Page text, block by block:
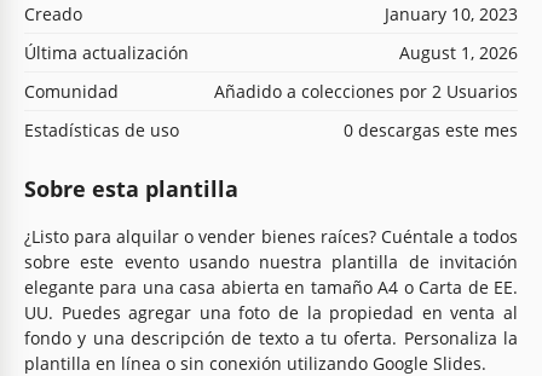
Creado
January 10, 2023
Última actualización
August 1, 2026
Comunidad
Añadido a colecciones por 2 Usuarios
Estadísticas de uso
0 descargas este mes
Sobre esta plantilla
¿Listo para alquilar o vender bienes raíces? Cuéntale a todos
sobre este evento usando nuestra plantilla de invitación
elegante para una casa abierta en tamaño A4 o Carta de EE.
UU. Puedes agregar una foto de la propiedad en venta al
fondo y una descripción de texto a tu oferta. Personaliza la
plantilla en línea o sin conexión utilizando Google Slides.